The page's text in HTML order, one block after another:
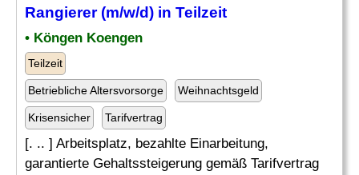
Rangierer(m/w/d) in Teilzeit
• Köngen Koengen
Teilzeit
Betriebliche Altersvorsorge Weihnachtsgeld
Krisensicher Tarifvertrag
[. .. ] Arbeitsplatz, bezahlte Einarbeitung,
garantierte Gehaltssteigerung gemäß Tarifvertrag